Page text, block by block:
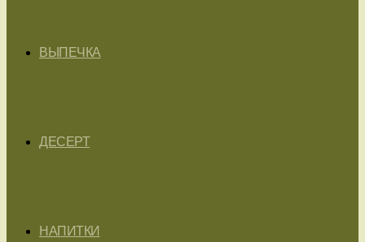
ВЫПЕЧКА
ДЕСЕРТ
НАПИТКИ